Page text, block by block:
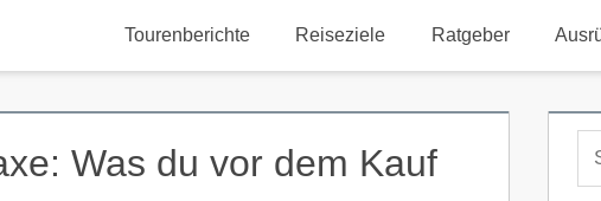
Tourenberichte Reiseziele Ratgeber
Was du vor dem Kauf